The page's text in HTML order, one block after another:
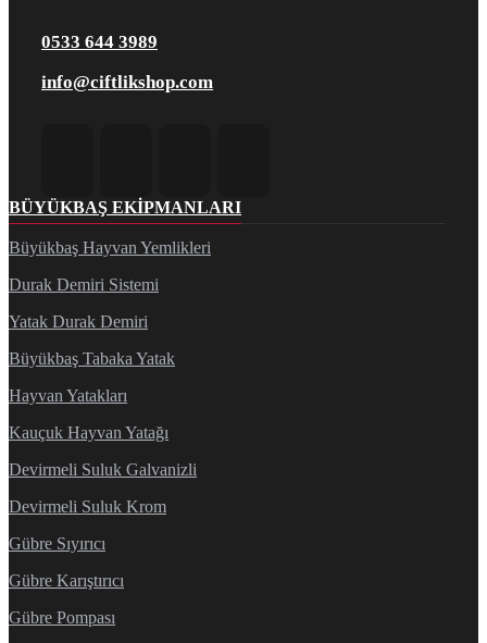
0533 644 3989
info@ciftlikshop.com
BÜYÜKBAŞ EKIPMANLARI
Büyükbaş Hayvan Yemlikleri
Durak Demiri Sistemi
Yatak Durak Demiri
Büyükbaş Tabaka Yatak
Hayvan Yatakları
Kauçuk Hayvan Yatağı
Devirmeli Suluk Galvanizli
Devirmeli Suluk Krom
Gübre Sıyırıcı
Gübre Karıştırıcı
Gübre Pompası